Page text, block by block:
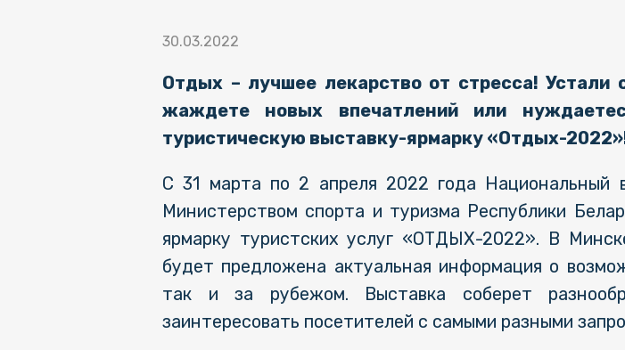
30.03.2022
Отдых – лучшее лекарство от стресса! Устали
жаждете новых впечатлений или
туристическую выставку-ярмарку «Отдых-
С 31 марта по 2 апреля 2022 года
Министерством спорта и туризма Республики
ярмарку туристских услуг «ОТДЫХ-2022». В
будет предложена актуальная информация о
так и за рубежом. Выставка соберет
заинтересовать посетителей с самыми разными